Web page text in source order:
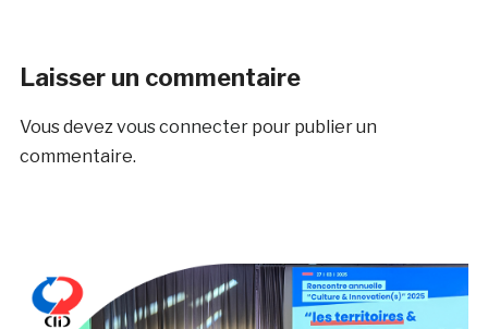
Laisser un commentaire
Vous devezvous connecterpour publier un
commentaire.